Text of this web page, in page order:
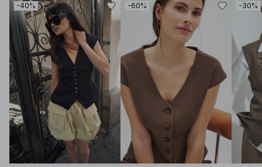
-40% -60% -30%